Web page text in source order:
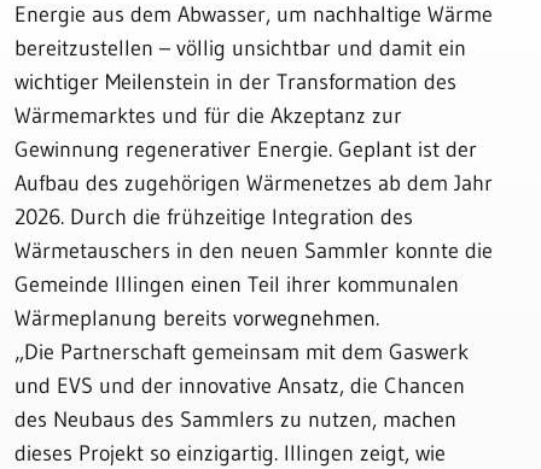
Energie aus dem Abwasser, um nachhaltige Wärme
bereitzustellen – völlig unsichtbar und damit ein
wichtiger Meilenstein in der Transformation des
Wärmemarktes und für die Akzeptanz zur
Gewinnung regenerativer Energie. Geplant ist der
Aufbau des zugehörigen Wärmenetzes ab dem Jahr
2026. Durch die frühzeitige Integration des
Wärmetauschers in den neuen Sammler konnte die
Gemeinde Illingen einen Teil ihrer kommunalen
Wärmeplanung bereits vorwegnehmen.
„Die Partnerschaft gemeinsam mit dem Gaswerk
und EVS und der innovative Ansatz, die Chancen
des Neubaus des Sammlers zu nutzen, machen
dieses Projekt so einzigartig. Illingen zeigt, wie